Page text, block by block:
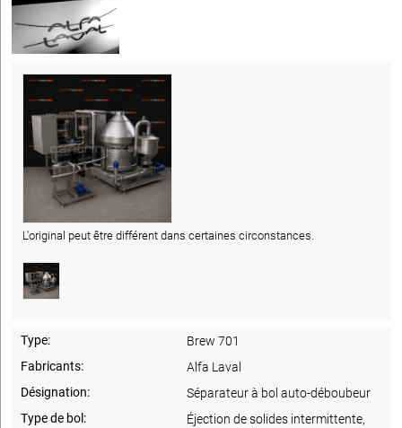
L'original peut être différent dans certaines circonstances.
Type:
Brew 701
Fabricants:
Alfa Laval
Désignation:
Séparateur à bol auto-déboubeur
Type de bol:
Éjection de solides intermittente,